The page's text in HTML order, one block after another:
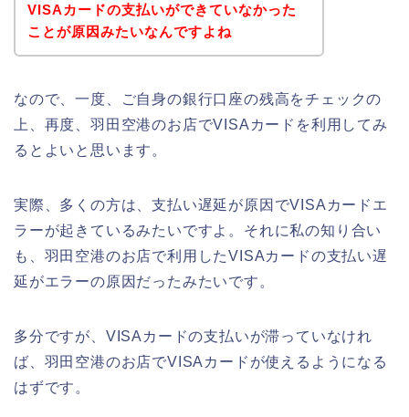
VISAカードの支払いができていなかった
ことが原因みたいなんですよね
なので、一度、ご自身の銀行口座の残高をチェックの
上、再度、羽田空港のお店でVISAカードを利用してみ
るとよいと思います。
実際、多くの方は、支払い遅延が原因でVISAカードエ
ラーが起きているみたいですよ。それに私の知り合い
も、羽田空港のお店で利用したVISAカードの支払い遅
延がエラーの原因だったみたいです。
多分ですが、VISAカードの支払いが滞っていなけれ
ば、羽田空港のお店でVISAカードが使えるようになる
はずです。